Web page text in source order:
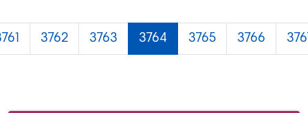
3762 3763 3764 3765 3766